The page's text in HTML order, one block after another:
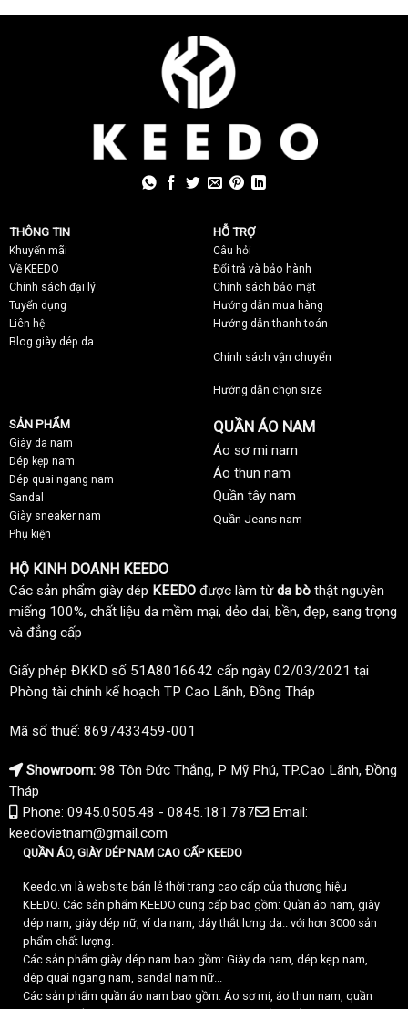
THÔNG TIN
Khuyến mãi
Về KEEDO
Chính sách đại lý
Tuyển dụng
Liên hệ
Blog giày dép da
HỖ TRỢ
Câu hỏi
Đổi trả và bảo hành
Chính sách bảo mật
Hướng dẫn mua hàng
Hướng dẫn thanh toán
Chính sách vận chuyển
Hướng dẫn chọn size
SẢN PHẨM
Giày da nam
Dép kẹp nam
Dép quai ngang nam
Sandal
Giày sneaker nam
Phụ kiện
QUẦN ÁO NAM
Áo sơ mi nam
Áo thun nam
Quần tây nam
Quần Jeans nam
HỘ KINH DOANH KEEDO
Các sản phẩm giày dép KEEDO được làm từda bò thật nguyên
miếng 100%, chất liệu da mềm mại, dẻo dai, bền, đẹp, sang trọng
và đẳng cấp
Giấy phép ĐKKD số 51A8016642 cấp ngày 02/03/2021 tại
Phòng tài chính kế hoạch TP Cao Lãnh, Đồng Tháp
Mã số thuế: 8697433459-001
Showroom: 98 Tôn Đức Thắng, P Mỹ Phú, TP.Cao Lãnh, Đồng
Tháp
Phone: 0945.0505.48 - 0845.181.787
Email:
keedovietnam@gmail.com
QUẦN ÁO, GIÀY DÉP NAM CAO CẤP KEEDO
Keedo.vn là website bán lẻ thời trang cao cấp của thương hiệu
KEEDO. Các sản phẩm KEEDO cung cấp bao gồm: Quần áo nam, giày
dép nam, giày dép nữ, ví da nam, dây thắt lưng da.. với hơn 3000 sản
phẩm chất lượng.
Các sản phẩm giày dép nam bao gồm: Giày da nam, dép kẹp nam,
dép quai ngang nam, sandal nam nữ...
Các sản phẩm quần áo nam bao gồm: Áo sơ mi, áo thun nam, quần